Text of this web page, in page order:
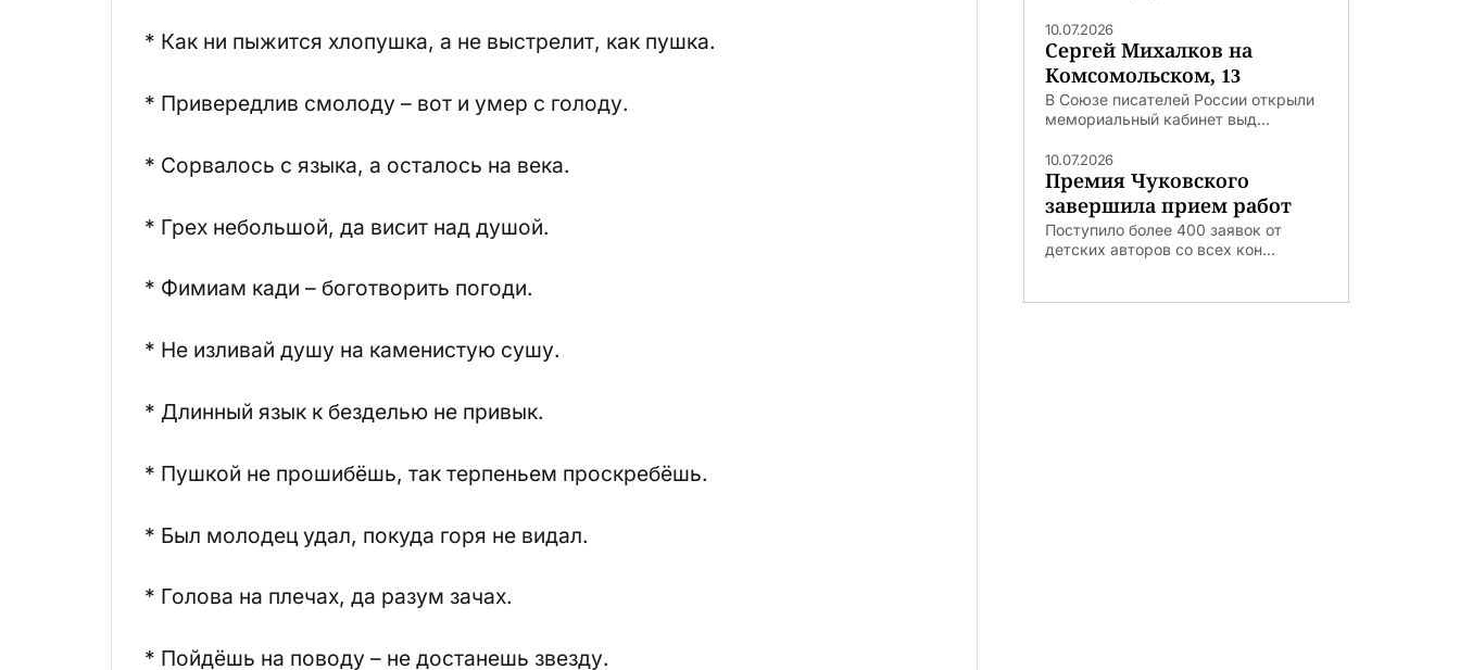
* Как ни пыжится хлопушка, а не выстрелит, как пушка.
* Привередлив смолоду – вот и умер с голоду.
* Сорвалось с языка, а осталось на века.
* Грех небольшой, да висит над душой.
* Фимиам кади – боготворить погоди.
* Не изливай душу на каменистую сушу.
* Длинный язык к безделью не привык.
* Пушкой не прошибёшь, так терпеньем проскребёшь.
* Был молодец удал, покуда горя не видал.
* Голова на плечах, да разум зачах.
* Пойдёшь на поводу – не достанешь звезду.
10.07.2026
Сергей Михалков на
Комсомольском, 13
В Союзе писателей России открыли
мемориальный кабинет выд...
10.07.2026
Премия Чуковского
завершила прием работ
Поступило более 400 заявок от
детских авторов со всех кон...